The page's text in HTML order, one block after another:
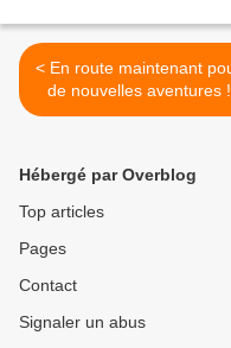
< En route maintenant pour
de nouvelles aventures !
Hébergé par Overblog
Top articles
Pages
Contact
Signaler un abus